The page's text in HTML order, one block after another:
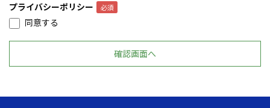
プライバシーポリシー
同意する